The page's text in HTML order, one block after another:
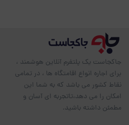
جاکجاست یک پلتفرم آنلاین هوشمند ،
برای اجاره انواع اقامتگاه ها ، در تمامی
نقاط کشور می باشد که به شما این
امکان را می دهد،تاتجربه ای آسان و
مطمئن داشته باشید.